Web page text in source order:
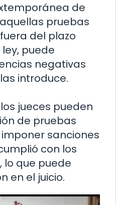
de
pruebas
del plazo
puede
negativas
introduce.
jueces pueden
de pruebas
sanciones
con los
lo que puede
en el juicio.